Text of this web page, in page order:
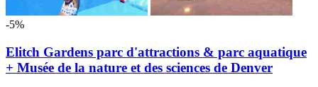
-5%
Elitch Gardens parc d'attractions & parc aquatique
+ Musée de la nature et des sciences de Denver